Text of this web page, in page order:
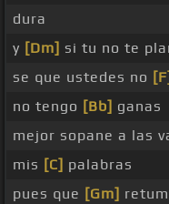
dura
y [Dm] si tu no te
se que ustedes no [F]
no tengo [Bb] ganas
mejor sopane a las
mis [C] palabras
pues que [Gm]